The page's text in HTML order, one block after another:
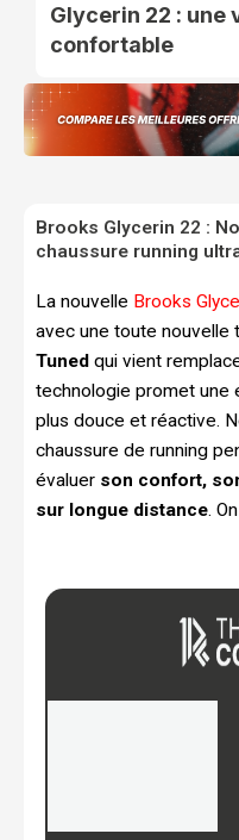
Glycerin 22 : une
confortable
Brooks Glycerin 22 :
chaussure running
La nouvelle Brooks
avec une toute nouvelle
Tuned qui vient
technologie promet une
plus douce et réactive.
chaussure de running
évaluer son confort,
sur longue distance.